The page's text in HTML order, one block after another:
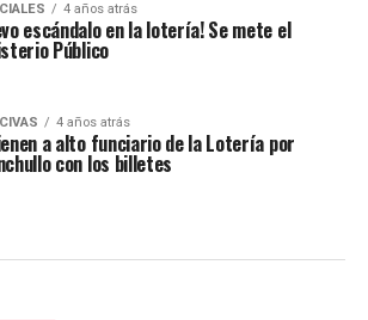
4 años atrás
escándalo en la lotería! Se mete el
Público
4 años atrás
a alto funciario de la Lotería por
con los billetes